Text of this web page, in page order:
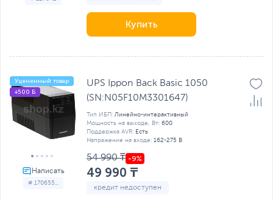
Купить
# 170655...
Уцененный товар
+500 Б
UPS Ippon Back Basic 1050
(SN:N05F10M3301647)
Тип ИБП: Линейно-интерактивный
Мощность на выходе, Вт: 600
Поддержка AVR: Есть
Напряжение на входе: 162-275 В
54 990 ₸
49 990 ₸
кредит недоступен